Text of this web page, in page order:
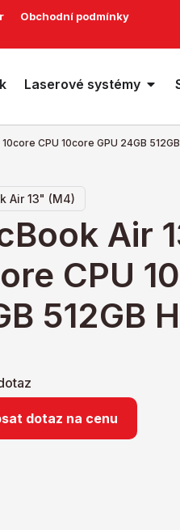
Obchodní podmínky
Laserové systémy
CPU 10core GPU 24GB
Air 13" (M4)
Air
CPU
512GB
dotaz na cenu